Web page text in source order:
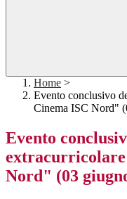
Home >
Evento conclusivo
Cinema ISC Nord"
Evento
Nord" (03